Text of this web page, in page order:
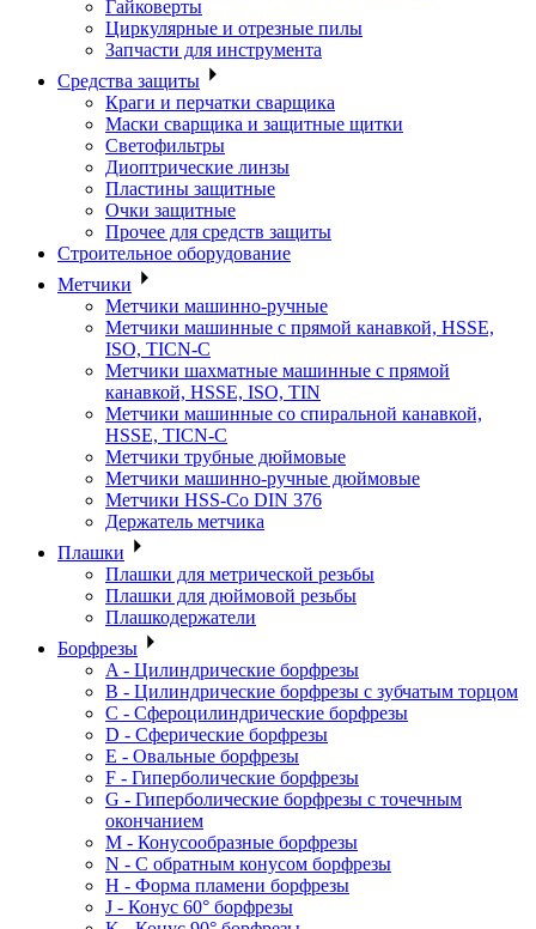
Гайковерты
Циркулярные и отрезные пилы
Запчасти для инструмента
Средства защиты
Краги и перчатки сварщика
Маски сварщика и защитные щитки
Светофильтры
Диоптрические линзы
Пластины защитные
Очки защитные
Прочее для средств защиты
Строительное оборудование
Метчики
Метчики машинно-ручные
Метчики машинные с прямой канавкой, HSSE,
ISO, TICN-C
Метчики шахматные машинные с прямой
канавкой, HSSE, ISO, TIN
Метчики машинные со спиральной канавкой,
HSSE, TICN-C
Метчики трубные дюймовые
Метчики машинно-ручные дюймовые
Метчики HSS-Co DIN 376
Держатель метчика
Плашки
Плашки для метрической резьбы
Плашки для дюймовой резьбы
Плашкодержатели
Борфрезы
A - Цилиндрические борфрезы
B - Цилиндрические борфрезы с зубчатым торцом
C - Сфероцилиндрические борфрезы
D - Сферические борфрезы
E - Овальные борфрезы
F - Гиперболические борфрезы
G - Гиперболические борфрезы с точечным
окончанием
M - Конусообразные борфрезы
N - С обратным конусом борфрезы
H - Форма пламени борфрезы
J - Конус 60° борфрезы